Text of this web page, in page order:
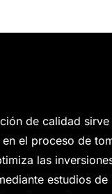
de calidad
el proceso de
las
estudios de